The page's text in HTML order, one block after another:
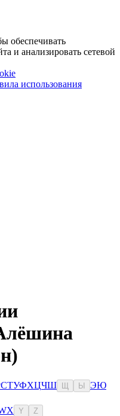
обеспечивать
и анализировать сетевой
использования
СТУФХЦЧШ Ы ЭЮ
X Y Z